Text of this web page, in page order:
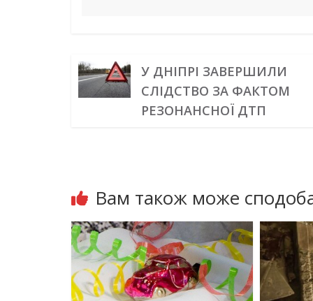
У ДНІПРІ ЗАВЕРШИЛИ
СЛІДСТВО ЗА ФАКТОМ
РЕЗОНАНСНОЇ ДТП
Вам також може